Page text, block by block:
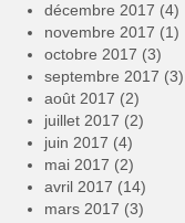
décembre 2017 (4)
novembre 2017 (1)
octobre 2017 (3)
septembre 2017 (3)
août 2017 (2)
juillet 2017 (2)
juin 2017 (4)
mai 2017 (2)
avril 2017 (14)
mars 2017 (3)